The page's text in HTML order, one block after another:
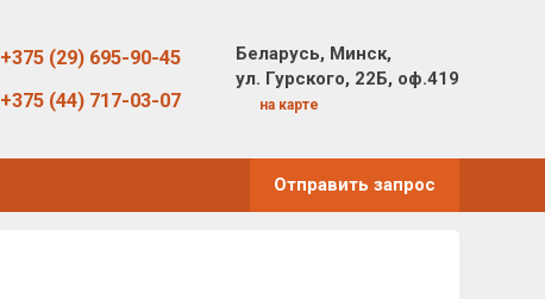
+375 (29) 695-90-45
+375 (44) 717-03-07
Беларусь, Минск,
ул. Гурского, 22Б, оф.419
на карте
Отправить запрос